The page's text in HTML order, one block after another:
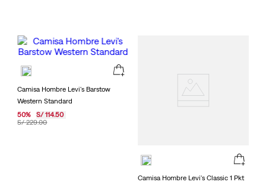
Camisa Hombre Levi's Barstow
Western Standard
S/ 229.00
50% S/ 114.50
Camisa Hombre Levi's Classic 1 Pkt